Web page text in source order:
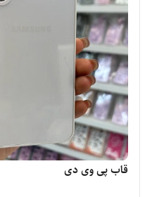
قاب پی وی دی